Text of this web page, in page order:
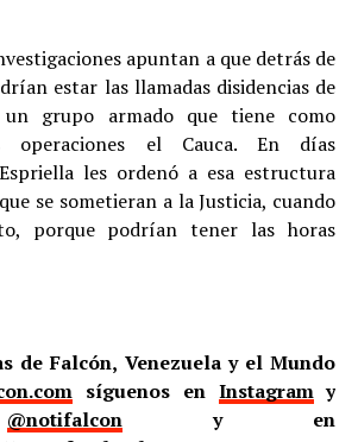
apuntan a que detrás de
estar las llamadas disidencias de
un grupo armado que tiene como
operaciones el Cauca. En días
les ordenó a esa estructura
se sometieran a la Justicia, cuando
porque podrían tener las horas
de Falcón, Venezuela y el Mundo
síguenos en Instagramy
@notifalcony en